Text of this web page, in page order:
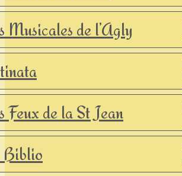
Musicales de l’Agly
Feux de la St Jean
Biblio